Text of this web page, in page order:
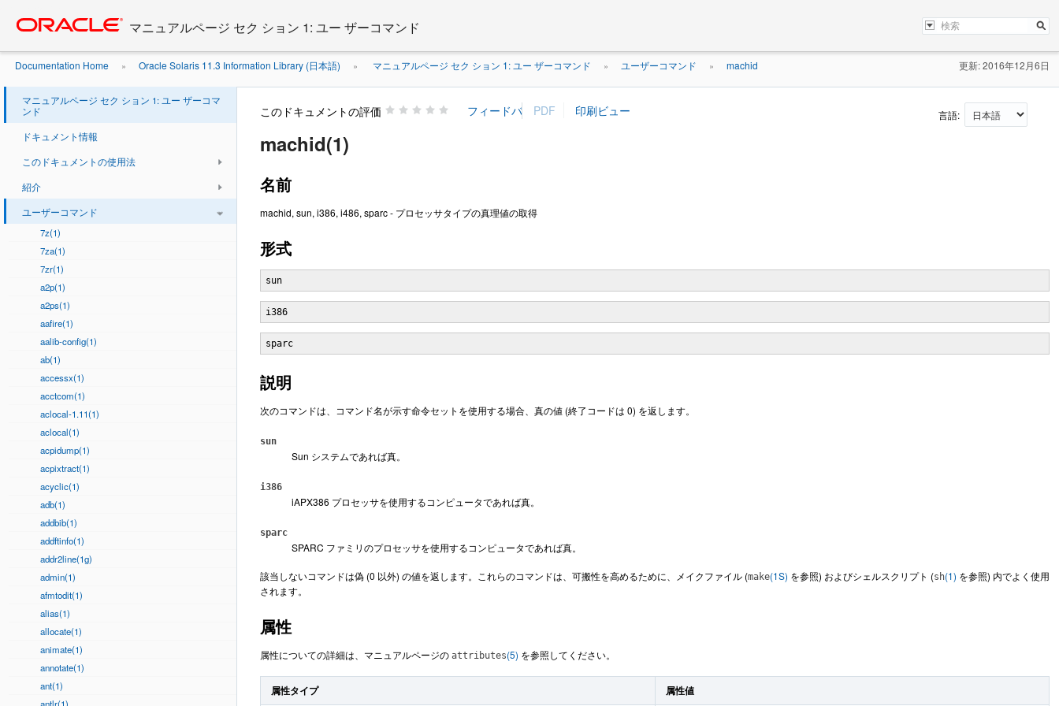
content
マニュアルページ セク ション 1: ユー ザーコマンド
Documentation Home » Oracle Solaris 11.3 Information Library (日本語) » マニュアルページ セク ション 1: ユー ザーコマンド » ユーザーコマンド » machid 更新: 2016年12月6日
マニュアルページ セク ション 1: ユー ザーコマ
ンド
ドキュメント情報
このドキュメントの使用法
紹介
ユーザーコマンド
7z(1)
7za(1)
7zr(1)
a2p(1)
a2ps(1)
aafire(1)
aalib-config(1)
ab(1)
accessx(1)
acctcom(1)
aclocal-1.11(1)
aclocal(1)
acpidump(1)
acpixtract(1)
acyclic(1)
adb(1)
addbib(1)
addftinfo(1)
addr2line(1g)
admin(1)
afmtodit(1)
alias(1)
allocate(1)
animate(1)
annotate(1)
ant(1)
このドキュメントの評価 言語:
machid(1)
名前
machid, sun, i386, i486, sparc - プロセッサタイプの真理値の取得
形式
sun
i386
sparc
説明
次のコマンドは、コマンド名が示す命令セットを使用する場合、真の値 (終了コードは 0) を返します。
sun
Sun システムであれば真。
i386
iAPX386 プロセッサを使用するコンピュータであれば真。
sparc
SPARC ファミリのプロセッサを使用するコンピュータであれば真。
該当しないコマンドは偽 (0 以外) の値を返します。これらのコマンドは、可搬性を高めるために、メイクファイル (make(1S) を参照) およびシェルスクリプト (sh(1) を参照) 内でよく使用
されます。
属性
属性についての詳細は、マニュアルページの attributes(5) を参照してください。
属性タイプ 属性値